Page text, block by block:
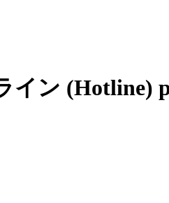
イン (Hotline)